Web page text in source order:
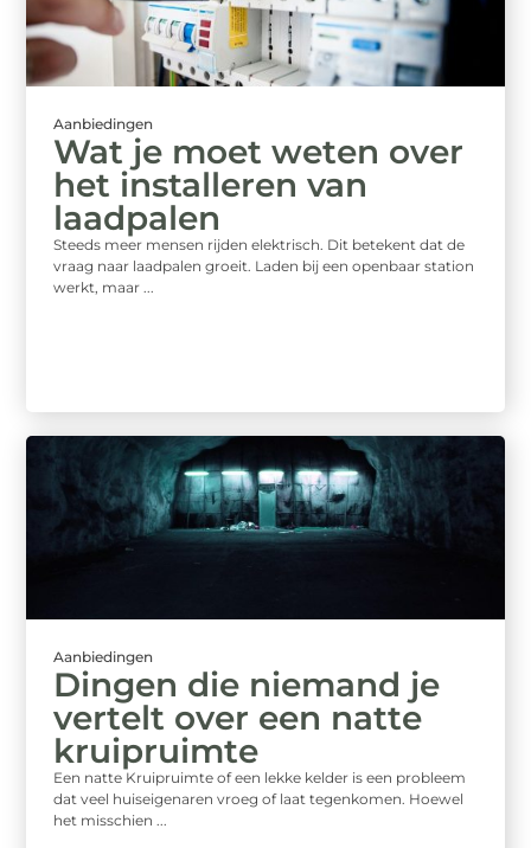
Aanbiedingen
Wat je moet weten over
het installeren van
laadpalen
Steeds meer mensen rijden elektrisch. Dit betekent dat de
vraag naar laadpalen groeit. Laden bij een openbaar station
werkt, maar ...
Aanbiedingen
Dingen die niemand je
vertelt over een natte
kruipruimte
Een natte Kruipruimte of een lekke kelder is een probleem
dat veel huiseigenaren vroeg of laat tegenkomen. Hoewel
het misschien ...